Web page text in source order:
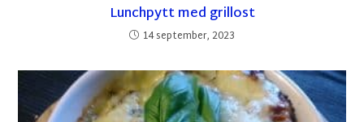
Lunchpytt med grillost
14 september, 2023